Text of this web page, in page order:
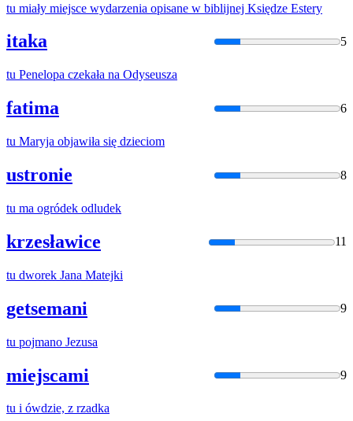
tu miały miejsce wydarzenia opisane w biblijnej Księdze Estery
itaka 5
tu Penelopa czekała na Odyseusza
fatima 6
tu Maryja objawiła się dzieciom
ustronie 8
tu ma ogródek odludek
krzesławice 11
tu dworek Jana Matejki
getsemani 9
tu pojmano Jezusa
miejscami 9
tu i ówdzie, z rzadka